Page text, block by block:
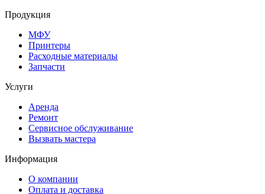
Продукция
МФУ
Принтеры
Расходные материалы
Запчасти
Услуги
Аренда
Ремонт
Сервисное обслуживание
Вызвать мастера
Информация
О компании
Оплата и доставка